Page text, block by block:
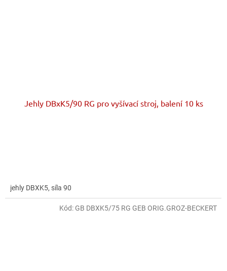
Jehly DBxK5/90 RG pro vyšívací stroj, balení 10 ks
jehly DBXK5, síla 90
Kód: GB DBXK5/75 RG GEB ORIG.GROZ-BECKERT